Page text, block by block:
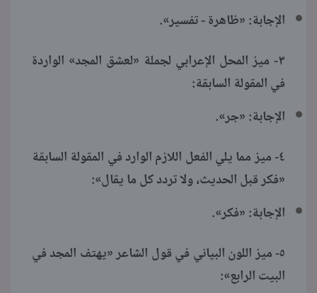
الإجابة: «ظاهرة - تفسير».
٣- ميز المحل الإعرابي لجملة «لعشق المجد» الواردة
في المقولة السابقة:
الإجابة: «جر».
٤- ميز مما يلي الفعل اللازم الوارد في المقولة السابقة
«فكر قبل الحديث، ولا تردد كل ما يقال»:
الإجابة: «فكر».
٥- ميز اللون البياني في قول الشاعر «يهتف المجد في
البيت الرابع»: